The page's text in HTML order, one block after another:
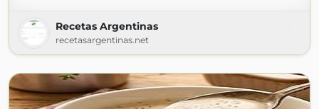
Recetas Argentinas
recetasargentinas.net